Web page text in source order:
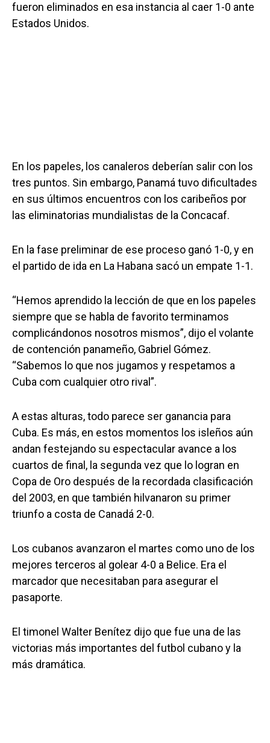
fueron eliminados en esa instancia al caer 1-0 ante
Estados Unidos.
En los papeles, los canaleros deberían salir con los
tres puntos. Sin embargo, Panamá tuvo dificultades
en sus últimos encuentros con los caribeños por
las eliminatorias mundialistas de la Concacaf.
En la fase preliminar de ese proceso ganó 1-0, y en
el partido de ida en La Habana sacó un empate 1-1.
“Hemos aprendido la lección de que en los papeles
siempre que se habla de favorito terminamos
complicándonos nosotros mismos”, dijo el volante
de contención panameño, Gabriel Gómez.
“Sabemos lo que nos jugamos y respetamos a
Cuba com cualquier otro rival”.
A estas alturas, todo parece ser ganancia para
Cuba. Es más, en estos momentos los isleños aún
andan festejando su espectacular avance a los
cuartos de final, la segunda vez que lo logran en
Copa de Oro después de la recordada clasificación
del 2003, en que también hilvanaron su primer
triunfo a costa de Canadá 2-0.
Los cubanos avanzaron el martes como uno de los
mejores terceros al golear 4-0 a Belice. Era el
marcador que necesitaban para asegurar el
pasaporte.
El timonel Walter Benítez dijo que fue una de las
victorias más importantes del futbol cubano y la
más dramática.